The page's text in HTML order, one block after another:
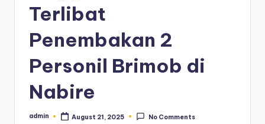
Terlibat
Penembakan 2
Personil Brimob di
Nabire
Posted
admin August 21, 2025 No Comments